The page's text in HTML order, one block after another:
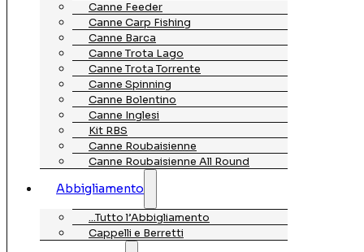
Canne Feeder
Canne Carp Fishing
Canne Barca
Canne Trota Lago
Canne Trota Torrente
Canne Spinning
Canne Bolentino
Canne Inglesi
Kit RBS
Canne Roubaisienne
Canne Roubaisienne All Round
Abbigliamento
…Tutto l’Abbigliamento
Cappelli e Berretti